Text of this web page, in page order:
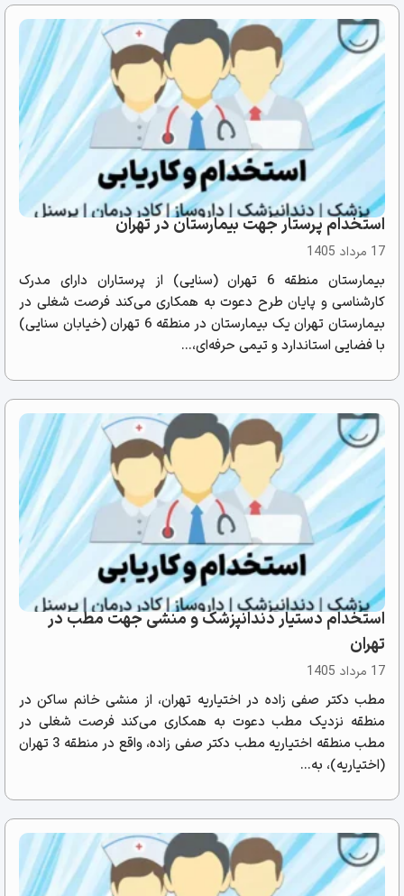
استخدام پرستار جهت بیمارستان در تهران
17 مرداد 1405
بیمارستان منطقه 6 تهران (سنایی) از پرستاران دارای مدرک
کارشناسی و پایان طرح دعوت به همکاری می‌کند فرصت شغلی در
بیمارستان تهران یک بیمارستان در منطقه 6 تهران (خیابان سنایی)
با فضایی استاندارد و تیمی حرفه‌ای،...
استخدام دستیار دندانپزشک و منشی جهت مطب در
تهران
17 مرداد 1405
مطب دکتر صفی زاده در اختیاریه تهران، از منشی خانم ساکن در
منطقه نزدیک مطب دعوت به همکاری می‌کند فرصت شغلی در
مطب منطقه اختیاریه مطب دکتر صفی زاده، واقع در منطقه 3 تهران
(اختیاریه)، به...